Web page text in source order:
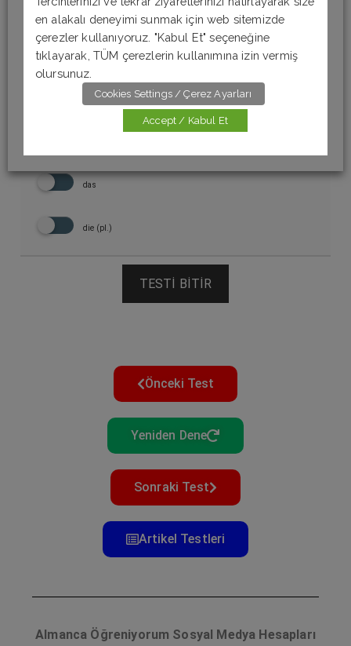
#10._____ Popcorn
(patlamış mısır / popcorn)
der
das
die (pl.)
TESTI BITIR
Önceki Test
Yeniden Dene
Sonraki Test
Artikel Testleri
Almanca Öğreniyorum Sosyal Medya Hesapları
en alakalı deneyimi sunmak için web sitemizde
çerezler kullanıyoruz. "Kabul Et" seçeneğine
tıklayarak, TÜM çerezlerin kullanımına izin vermiş
olursunuz.
Cookies Settings / Çerez Ayarları
Accept / Kabul Et